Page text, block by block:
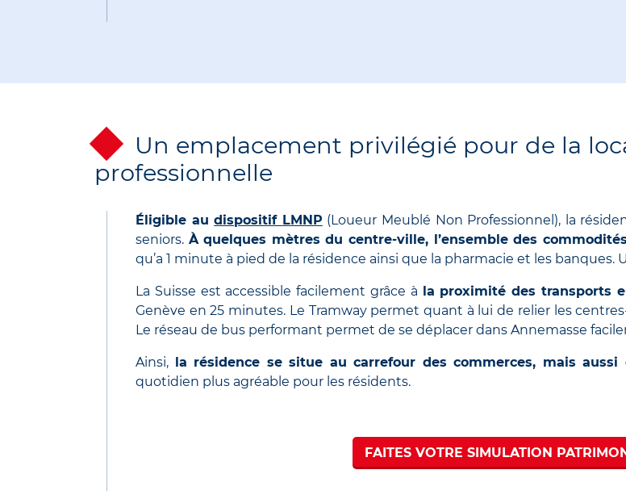
Un emplacement privilégié pour de la
professionnelle
Éligible audispositif LMNP (Loueur Meublé Non Professionnel), la
seniors. À quelques mètres du centre-ville, l’ensemble des
qu’a 1 minute à pied de la résidence ainsi que la pharmacie et les banques.
La Suisse est accessible facilement grâce à la proximité des transports
Genève en 25 minutes. Le Tramway permet quant à lui de relier les
Le réseau de bus performant permet de se déplacer dans Annemasse
Ainsi, la résidence se situe au carrefour des commerces, mais
quotidien plus agréable pour les résidents.
FAITES VOTRE SIMULATION